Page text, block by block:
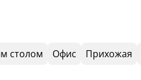
столом Офис Прихожая